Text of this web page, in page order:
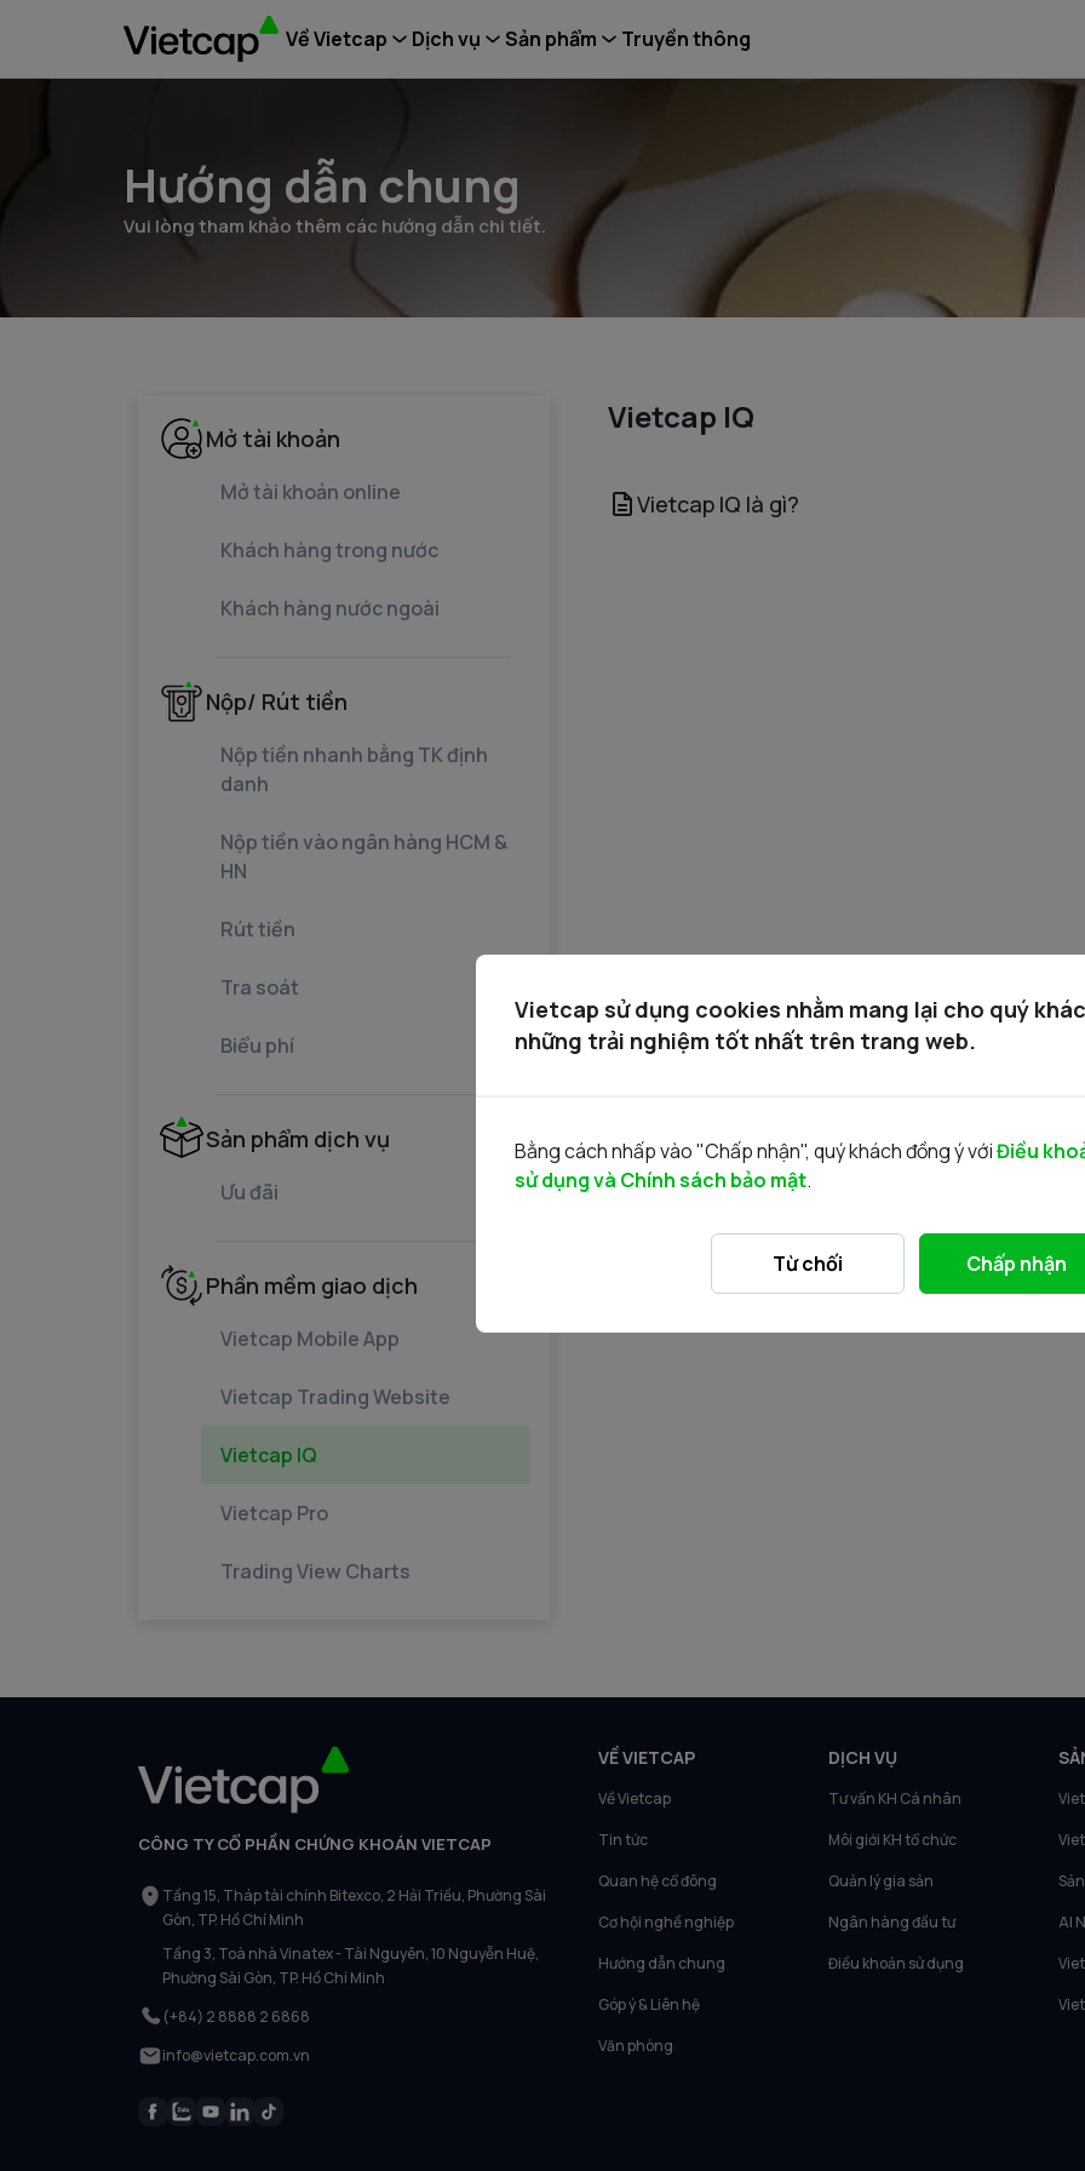
Về Vietcap Dịch vụ Sản phẩm Truyền thông
Hướng dẫn chung
Vui lòng tham khảo thêm các hướng dẫn chi tiết.
Mở tài khoản
Mở tài khoản online
Khách hàng trong nước
Khách hàng nước ngoài
Nộp/ Rút tiền
Nộp tiền nhanh bằng TK định
danh
Nộp tiền vào ngân hàng HCM &
HN
Rút tiền
Tra soát
Biểu phí
Sản phẩm dịch vụ
Ưu đãi
Phần mềm giao dịch
Vietcap Mobile App
Vietcap Trading Website
Vietcap IQ
Vietcap Pro
Trading View Charts
Vietcap IQ
Vietcap IQ là gì?
CÔNG TY CỔ PHẦN CHỨNG KHOÁN VIETCAP
Tầng 15, Tháp tài chính Bitexco, 2 Hải Triều, Phường Sài
Gòn, TP. Hồ Chí Minh
Tầng 3, Toà nhà Vinatex - Tài Nguyên, 10 Nguyễn Huệ,
Phường Sài Gòn, TP. Hồ Chí Minh
(+84) 2 8888 2 6868
info@vietcap.com.vn
VỀ VIETCAP
Về Vietcap
Tin tức
Quan hệ cổ đông
Cơ hội nghề nghiệp
Hướng dẫn chung
Góp ý & Liên hệ
Văn phòng
DỊCH VỤ
Tư vấn KH Cá nhân
Môi giới KH tổ chức
Quản lý gia sản
Ngân hàng đầu tư
Điều khoản sử dụng
AI
Vietcap sử dụng cookies nhằm mang lại cho quý
những trải nghiệm tốt nhất trên trang web.
Bằng cách nhấp vào "Chấp nhận", quý khách đồng ý vớiĐiều
sử dụng và Chính sách bảo mật.
Từ chối Chấp nhận